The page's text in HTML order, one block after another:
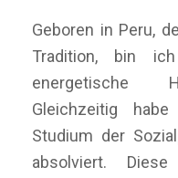
Geboren in Peru,
Tradition, bin
energetische
Gleichzeitig
Studium der
absolviert.